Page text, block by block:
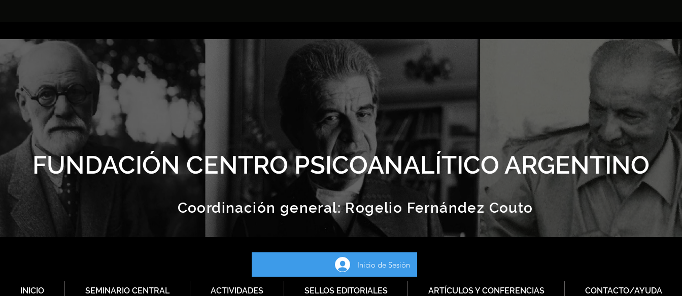
FUNDACIÓN CENTRO PSICOANALÍTICO ARGENTINO
Coordinación general:Rogelio Fernández Couto
Inicio de Sesión
INICIO SEMINARIO CENTRAL ACTIVIDADES SELLOS EDITORIALES ARTÍCULOS Y CONFERENCIAS CONTACTO/AYUDA